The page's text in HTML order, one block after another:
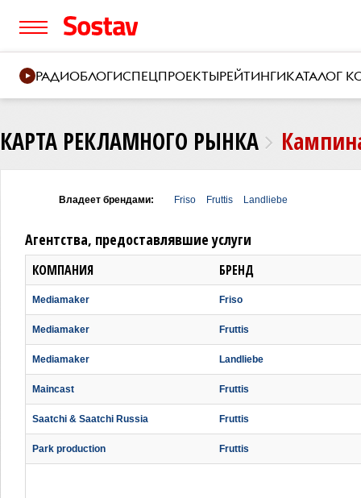
РАДИОБЛОГИСПЕЦПРОЕКТЫРЕЙТИНГИКАТАЛОГ
КАРТА РЕКЛАМНОГО РЫНКА
Владеет брендами: Friso Fruttis Landliebe
Агентства, предоставлявшие услуги
КОМПАНИЯ БРЕНД
Mediamaker Friso
Mediamaker Fruttis
Mediamaker Landliebe
Maincast Fruttis
Saatchi & Saatchi Russia Fruttis
Park production Fruttis